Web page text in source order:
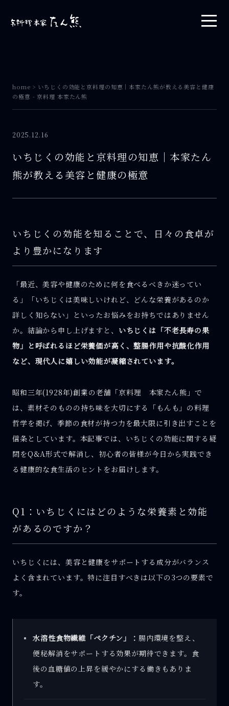
home > いちじくの効能と京料理の知恵｜本家たん熊が教える美容と健康
の極意 - 京料理 本家たん熊
2025.12.16
いちじくの効能と京料理の知恵｜本家たん
熊が教える美容と健康の極意
いちじくの効能を知ることで、日々の食卓が
より豊かになります
「最近、美容や健康のために何を食べるべきか迷ってい
る」「いちじくは美味しいけれど、どんな栄養があるのか
詳しく知らない」といったお悩みをお持ちではありません
か。結論から申し上げますと、 いちじくは「不老長寿の果
物」と呼ばれるほど栄養価が高く、整腸作用や抗酸化作用
など、現代人に嬉しい効能が凝縮されています。
昭和三年(1928年)創業の老舗「京料理 本家たん熊」で
は、素材そのものの持ち味を大切にする「もんも」の料理
哲学を掲げ、季節の食材が持つ力を最大限に引き出すことを
信条としています。本記事では、いちじくの効能に関する疑
問をQ&A形式で解消し、初心者の皆様が今日から実践でき
る健康的な食生活のヒントをお届けします。
Q1：いちじくにはどのような栄養素と効能
があるのですか？
いちじくには、美容と健康をサポートする成分がバランス
よく含まれています。特に注目すべきは以下の3つの要素で
す。
水溶性食物繊維「ペクチン」： 腸内環境を整え、
便秘解消をサポートする効果が期待できます。食
後の血糖値の上昇を緩やかにする働きもありま
す。